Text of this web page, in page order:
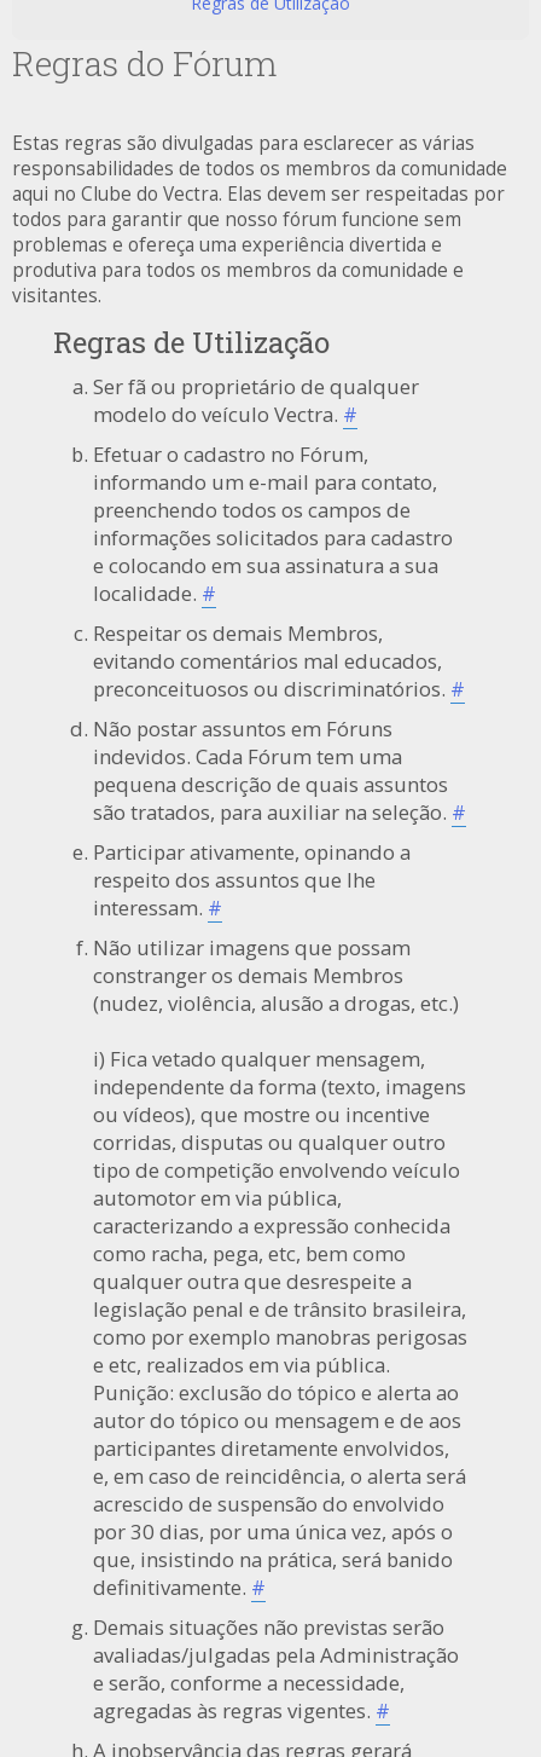
Regras do Fórum
Estas regras são divulgadas para esclarecer as várias
responsabilidades de todos os membros da comunidade
aqui no Clube do Vectra. Elas devem ser respeitadas por
todos para garantir que nosso fórum funcione sem
problemas e ofereça uma experiência divertida e
produtiva para todos os membros da comunidade e
visitantes.
Regras de Utilização
Ser fã ou proprietário de qualquer
modelo do veículo Vectra. #
Efetuar o cadastro no Fórum,
informando um e-mail para contato,
preenchendo todos os campos de
informações solicitados para cadastro
e colocando em sua assinatura a sua
localidade. #
Respeitar os demais Membros,
evitando comentários mal educados,
preconceituosos ou discriminatórios. #
Não postar assuntos em Fóruns
indevidos. Cada Fórum tem uma
pequena descrição de quais assuntos
são tratados, para auxiliar na seleção. #
Participar ativamente, opinando a
respeito dos assuntos que lhe
interessam. #
Não utilizar imagens que possam
constranger os demais Membros
(nudez, violência, alusão a drogas, etc.)
i) Fica vetado qualquer mensagem,
independente da forma (texto, imagens
ou vídeos), que mostre ou incentive
corridas, disputas ou qualquer outro
tipo de competição envolvendo veículo
automotor em via pública,
caracterizando a expressão conhecida
como racha, pega, etc, bem como
qualquer outra que desrespeite a
legislação penal e de trânsito brasileira,
como por exemplo manobras perigosas
e etc, realizados em via pública.
Punição: exclusão do tópico e alerta ao
autor do tópico ou mensagem e de aos
participantes diretamente envolvidos,
e, em caso de reincidência, o alerta será
acrescido de suspensão do envolvido
por 30 dias, por uma única vez, após o
que, insistindo na prática, será banido
definitivamente. #
Demais situações não previstas serão
avaliadas/julgadas pela Administração
e serão, conforme a necessidade,
agregadas às regras vigentes. #
A inobservância das regras gerará